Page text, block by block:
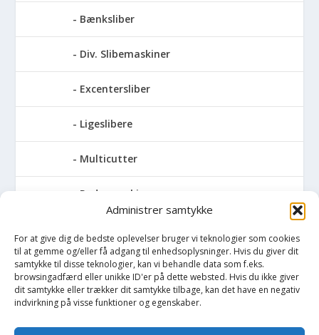
Administrer samtykke
For at give dig de bedste oplevelser bruger vi teknologier som cookies
til at gemme og/eller få adgang til enhedsoplysninger. Hvis du giver dit
samtykke til disse teknologier, kan vi behandle data som f.eks.
browsingadfærd eller unikke ID'er på dette websted. Hvis du ikke giver
dit samtykke eller trækker dit samtykke tilbage, kan det have en negativ
indvirkning på visse funktioner og egenskaber.
Bænksliber
Div. Slibemaskiner
Excentersliber
Ligeslibere
Multicutter
Pudsemaskiner
høvlknive
Vådsliber